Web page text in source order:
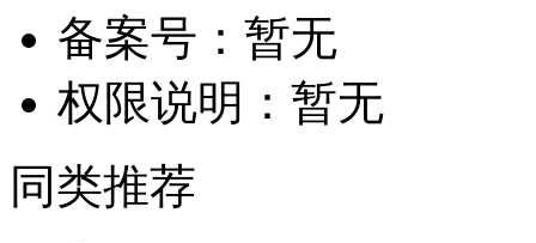
备案号： 暂无
权限说明： 暂无
同类推荐